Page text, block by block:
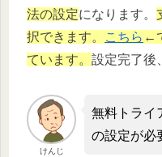
法の設定になります。
択できます。
こちら ←
ています。 設定完了後
けんじ
無料トライ
の設定が必